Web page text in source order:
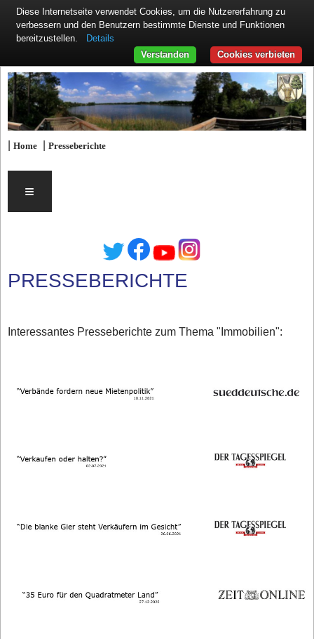
|Home |Presseberichte
≡
PRESSEBERICHTE
Interessantes Presseberichte zum Thema "Immobilien":
Diese Internetseite verwendet Cookies, um die Nutzererfahrung zu
verbessern und den Benutzern bestimmte Dienste und Funktionen
bereitzustellen.
Details
Cookies verbieten
Verstanden